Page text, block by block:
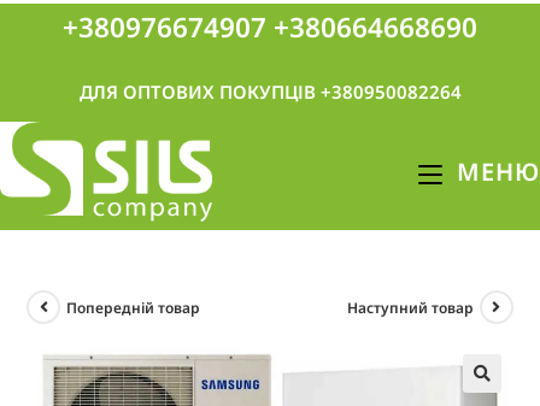
+380976674907 +380664668690
ДЛЯ ОПТОВИХ ПОКУПЦІВ +380950082264
МЕНЮ
Попередній товар Наступний товар